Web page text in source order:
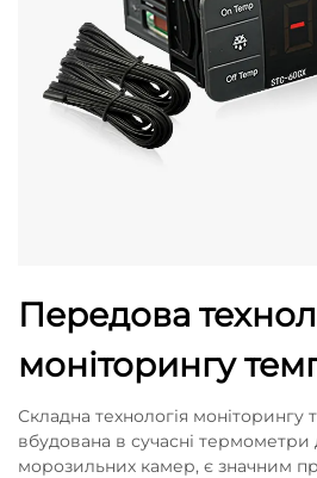
Передова
моніторингу
Складна технологія моніторингу
вбудована в сучасні термометри
морозильних камер, є значним